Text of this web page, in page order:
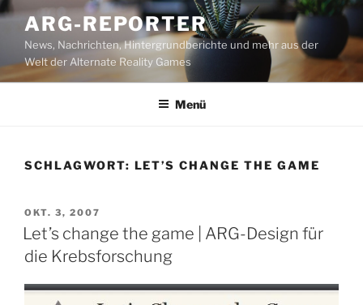
Zum
Inhalt
springen
ARG-REPORTER
News, Nachrichten, Hintergrundberichte und mehr aus der
Welt der Alternate Reality Games
Menü
SCHLAGWORT: LET’S CHANGE THE GAME
VERÖFFENTLICHT
AM
OKT. 3, 2007
Let’s change the game | ARG-Design für
die Krebsforschung